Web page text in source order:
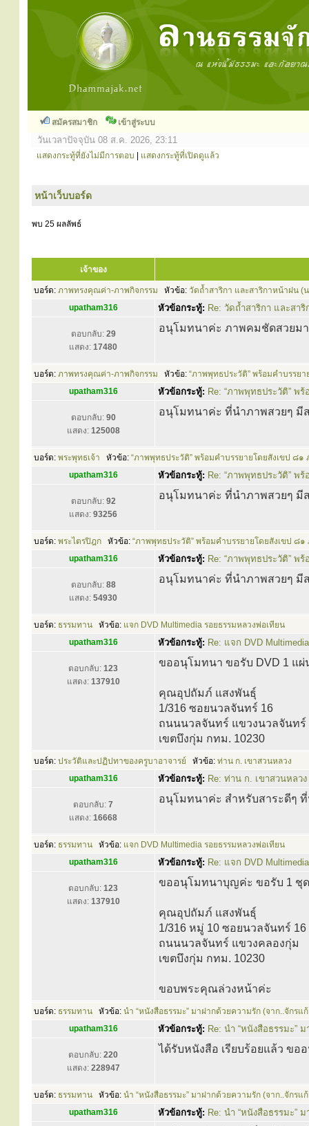
สมัครสมาชิก เข้าสู่ระบบ
วันเวลาปัจจุบัน 08 ส.ค. 2026, 23:11
แสดงกระทู้ที่ยังไม่มีการตอบ แสดงกระทู้ที่เปิดดูแล้ว
หน้าเว็บบอร์ด
พบ 25 ผลลัพธ์
เจ้าของ
บอร์ด: ภาพทรงคุณค่า-ภาพกิจกรรม หัวข้อ: วัดถ้ำสาริกา และสาริกาหน้าฝน (
upatham316
หัวข้อกระทู้: Re: วัดถ้ำสาริกา และสา
ตอบกลับ: 29
แสดง: 17480
อนุโมทนาค่ะ ภาพคมชัดสวยม
บอร์ด: ภาพทรงคุณค่า-ภาพกิจกรรม หัวข้อ: “ภาพพุทธประวัติ” พร้อมคำบรรย
upatham316
หัวข้อกระทู้: Re: “ภาพพุทธประวัติ” พ
ตอบกลับ: 90
แสดง: 125008
อนุโมทนาค่ะ ที่นำภาพสวยๆ มี
บอร์ด: พระพุทธเจ้า หัวข้อ: “ภาพพุทธประวัติ” พร้อมคำบรรยายโดยสังเขป ๘๑
upatham316
หัวข้อกระทู้: Re: “ภาพพุทธประวัติ” พ
ตอบกลับ: 92
แสดง: 93256
อนุโมทนาค่ะ ที่นำภาพสวยๆ มี
บอร์ด: พระไตรปิฎก หัวข้อ: “ภาพพุทธประวัติ” พร้อมคำบรรยายโดยสังเขป ๘๑
upatham316
หัวข้อกระทู้: Re: “ภาพพุทธประวัติ” พ
ตอบกลับ: 88
แสดง: 54930
อนุโมทนาค่ะ ที่นำภาพสวยๆ มี
บอร์ด: ธรรมทาน หัวข้อ: แจก DVD Multimedia รอยธรรมหลวงพ่อเทียน
upatham316
หัวข้อกระทู้: Re: แจก DVD
ตอบกลับ: 123
แสดง: 137910
ขออนุโมทนา ขอรับ DVD 1 แผ่
คุณอุปถัมภ์ แสงพันธุ์
1/316 ซอยนวลจันทร์ 16
ถนนนวลจันทร์ แขวงนวลจันทร์
เขตบึงกุ่ม กทม. 10230
บอร์ด: ประวัติและปฏิปทาของครูบาอาจารย์ หัวข้อ: ท่าน ก. เขาสวนหลวง
upatham316
หัวข้อกระทู้: Re: ท่าน ก. เขาสวนหลวง
ตอบกลับ: 7
แสดง: 16668
อนุโมทนาค่ะ สำหรับสาระดีๆ
บอร์ด: ธรรมทาน หัวข้อ: แจก DVD Multimedia รอยธรรมหลวงพ่อเทียน
upatham316
หัวข้อกระทู้: Re: แจก DVD
ตอบกลับ: 123
แสดง: 137910
ขออนุโมทนาบุญค่ะ ขอรับ 1 ชุด
คุณอุปถัมภ์ แสงพันธุ์
1/316 หมู่ 10 ซอยนวลจันทร์ 16
ถนนนวลจันทร์ แขวงคลองกุ่ม
เขตบึงกุ่ม กทม. 10230
ขอบพระคุณล่วงหน้าค่ะ
บอร์ด: ธรรมทาน หัวข้อ: นำ “หนังสือธรรมะ” มาฝากด้วยความรัก (จาก..จักรแ
upatham316
หัวข้อกระทู้: Re: นำ “หนังสือธรรมะ”
ตอบกลับ: 220
แสดง: 228947
ได้รับหนังสือ เรียบร้อยแล้ว ข
บอร์ด: ธรรมทาน หัวข้อ: นำ “หนังสือธรรมะ” มาฝากด้วยความรัก (จาก..จักรแ
upatham316
หัวข้อกระทู้: Re: นำ “หนังสือธรรมะ”